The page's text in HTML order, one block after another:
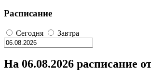
Расписание
Сегодня Завтра
На 06.08.2026 расписание